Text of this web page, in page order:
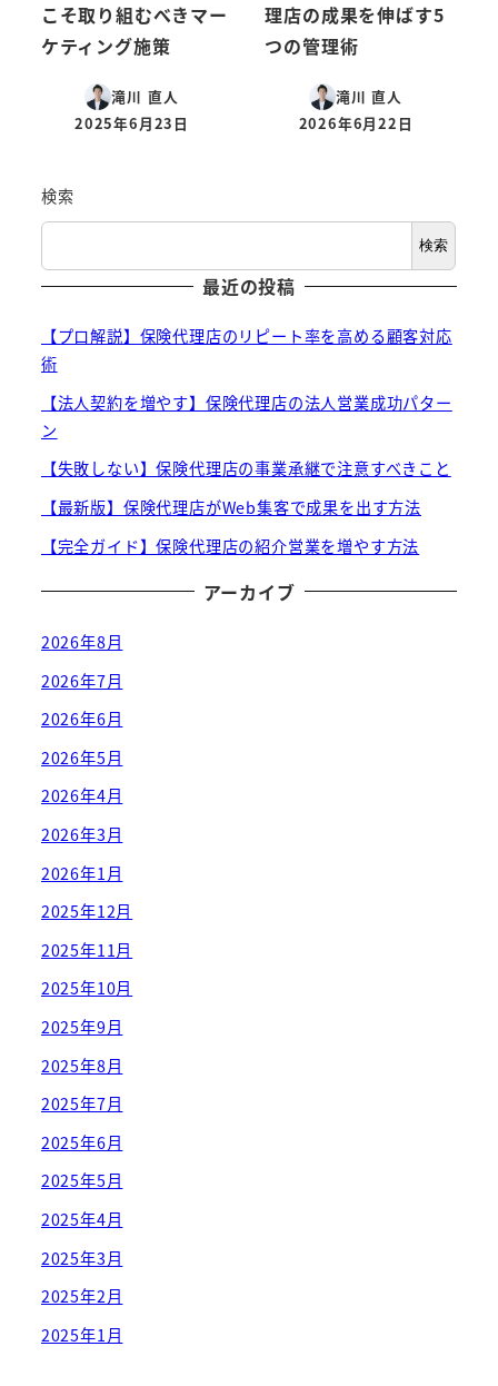
こそ取り組むべきマー
ケティング施策
滝川 直人
投稿日
2025年6月23日
理店の成果を伸ばす5
つの管理術
滝川 直人
投稿日
2026年6月22日
検索
検索
最近の投稿
【プロ解説】保険代理店のリピート率を高める顧客対応
術
【法人契約を増やす】保険代理店の法人営業成功パター
ン
【失敗しない】保険代理店の事業承継で注意すべきこと
【最新版】保険代理店がWeb集客で成果を出す方法
【完全ガイド】保険代理店の紹介営業を増やす方法
アーカイブ
2026年8月
2026年7月
2026年6月
2026年5月
2026年4月
2026年3月
2026年1月
2025年12月
2025年11月
2025年10月
2025年9月
2025年8月
2025年7月
2025年6月
2025年5月
2025年4月
2025年3月
2025年2月
2025年1月